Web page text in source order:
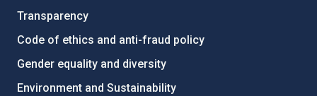
Transparency
Code of ethics and anti-fraud policy
Gender equality and diversity
Environment and Sustainability